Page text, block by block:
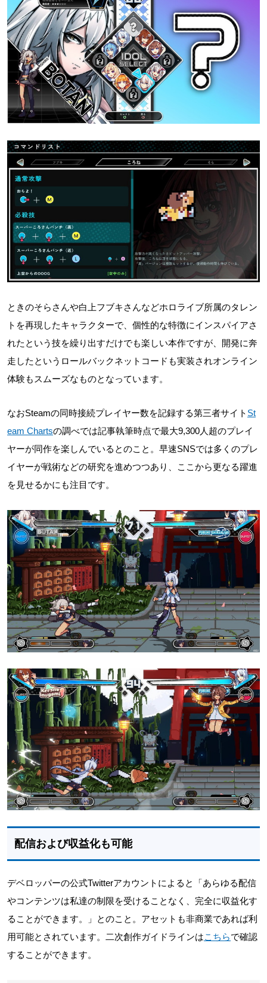
ときのそらさんや白上フブキさんなどホロライブ所属のタレン
トを再現したキャラクターで、個性的な特徴にインスパイアさ
れたという技を繰り出すだけでも楽しい本作ですが、開発に奔
走したというロールバックネットコードも実装されオンライン
体験もスムーズなものとなっています。
なおSteamの同時接続プレイヤー数を記録する第三者サイト St
eam Chartsの調べでは記事執筆時点で最大9,300人超のプレイ
ヤーが同作を楽しんでいるとのこと。早速SNSでは多くのプレ
イヤーが戦術などの研究を進めつつあり、ここから更なる躍進
を見せるかにも注目です。
配信および収益化も可能
デベロッパーの公式Twitterアカウントによると「あらゆる配信
やコンテンツは私達の制限を受けることなく、完全に収益化す
ることができます。」とのこと。アセットも非商業であれば利
用可能とされています。二次創作ガイドラインはこちらで確認
することができます。